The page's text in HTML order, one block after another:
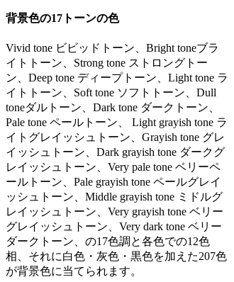
背景色の17トーンの色
Vivid tone ビビッドトーン、Bright toneブラ
イトトーン、Strong tone ストロングトー
ン、Deep tone ディープトーン、Light tone ラ
イトトーン、Soft tone ソフトトーン、Dull
toneダルトーン、Dark tone ダークトーン、
Pale tone ペールトーン、 Light grayish tone ラ
イトグレイッシュトーン、Grayish tone グレ
イッシュトーン、Dark grayish tone ダークグ
レイッシュトーン、Very pale tone ベリーペ
ールトーン、Pale grayish tone ペールグレイ
ッシュトーン、Middle grayish tone ミドルグ
レイッシュトーン、Very grayish tone ベリー
グレイッシュトーン、Very dark tone ベリー
ダークトーン、の17色調と各色での12色
相、それに白色・灰色・黒色を加えた207色
が背景色に当てられます。